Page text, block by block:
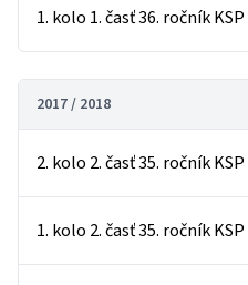
1. kolo 1. časť 36. ročník KSP
2017 / 2018
2. kolo 2. časť 35. ročník KSP
1. kolo 2. časť 35. ročník KSP